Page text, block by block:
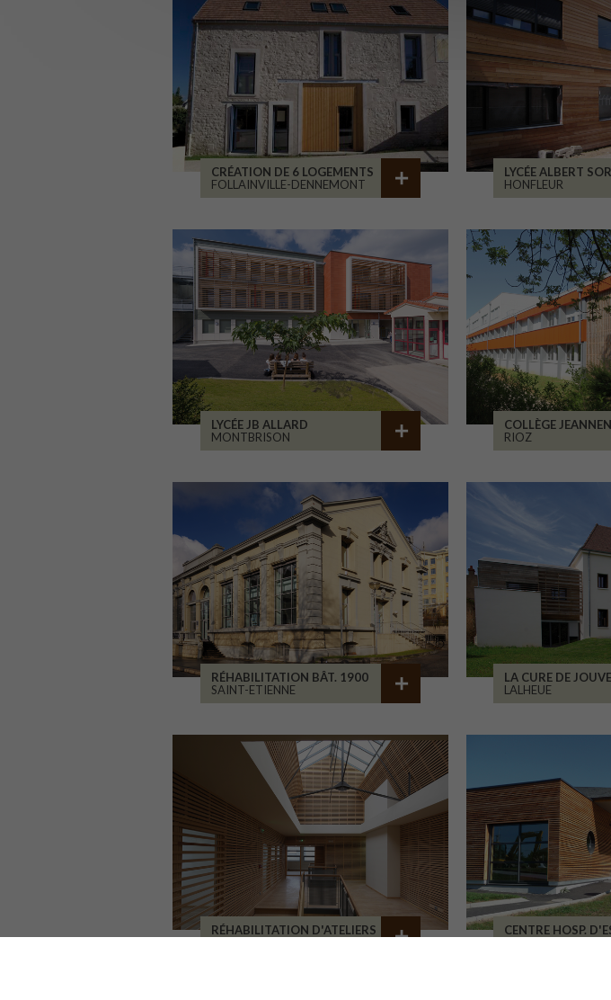
CRÉATION DE 6 LOGEMENTS
FOLLAINVILLE-DENNEMONT
LYCÉE ALBERT
HONFLEUR
LYCÉE JB ALLARD
MONTBRISON
COLLÈGE
RIOZ
RÉHABILITATION BÂT. 1900
SAINT-ETIENNE
LA CURE DE
LALHEUE
RÉHABILITATION D'ATELIERS
CENTRE HOSP.